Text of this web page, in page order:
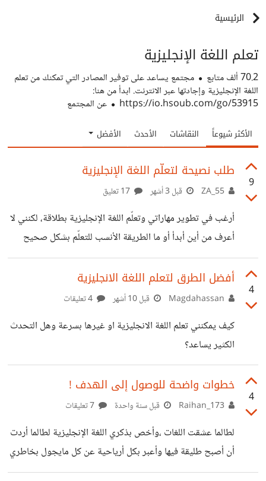
الرئيسية
تعلم اللغة الإنجليزية
70.2 ألف متابع
مجتمع يساعد على توفير المصادر التي تمكنك من تعلم
اللغة الإنجليزية وإجادتها عبر الانترنت. ابدأ من هنا:
https://io.hsoub.com/go/53915
عن المجتمع
الأكثر شيوعاً النقاشات الأحدث الأفضل
9
طلب نصيحة لتعلّم اللغة الإنجليزية
قبل 3 أشهر
أرغب في تطوير مهاراتي وتعلّم اللغة الإنجليزية بطلاقة، لكنني لا
أعرف من أين أبدأ أو ما الطريقة الأنسب للتعلّم بشكل صحيح
ومنظّم دون تشتت.أبحث عن ترشيحات لكورسات أو أشخاص
يدرّسون اللغة بشكل جيد ومفهوم أونلاين ، ممن لديهم خبرة
حقيقية في تبسيط اللغة وتطوير مهارة التحدث بشكل خاص. كما
التحدث والاستماع بشكل أسرع وأكثر فعالية.
4
أفضل الطرق لتعلم اللغة الانجليزية
قبل 10 أشهر
كيف يمكنني تعلم اللغة الانجليزية او غيرها بسرعة وهل التحدث
الكثير يساعد؟
4
خطوات واضحة للوصول إلى الهدف !
قبل سنة واحدة
لطالما عشقت اللغات ،وأخص بذكري اللغة الإنجليزية لطالما أردت
أن أصبح طليقة فيها وأعبر بكل أرياحية عن كل مايجول بخاطري
دون التفكير بالكلمات أو ترجمتها في عقلي ،أو حتى التركيب